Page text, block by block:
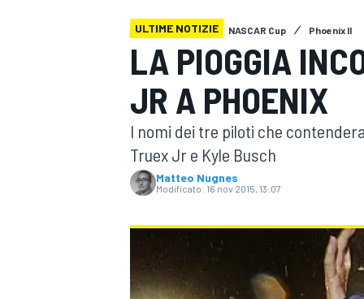
MOTOGP WEC
WRC
ULTIME NOTIZIE NASCAR Cup Phoenix II
LA PIOGGIA
JR A PHOENIX
I nomi dei tre piloti che
Truex Jr e Kyle Busch
Matteo Nugnes
Modificato: 16 nov 2015, 13:07